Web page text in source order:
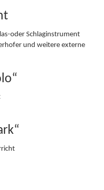
oder Schlaginstrument
und weitere externe